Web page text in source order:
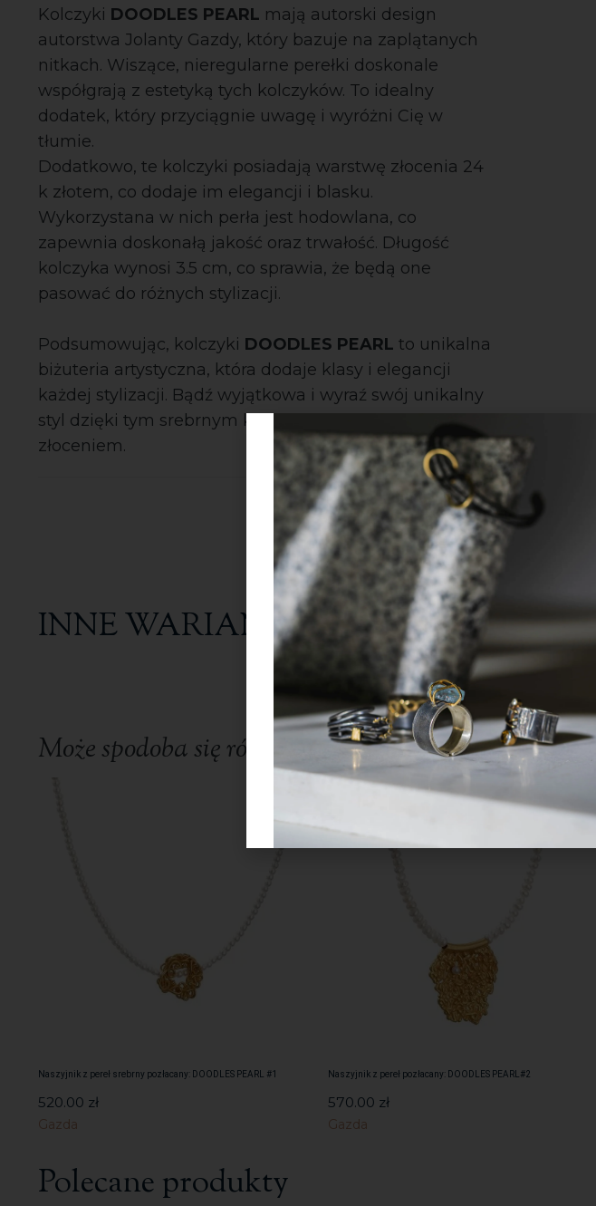
Kolczyki DOODLES PEARL mają autorski design
autorstwa Jolanty Gazdy, który bazuje na zaplątanych
nitkach. Wiszące, nieregularne perełki doskonale
współgrają z estetyką tych kolczyków. To idealny
dodatek, który przyciągnie uwagę i wyróżni Cię w
tłumie.
Dodatkowo, te kolczyki posiadają warstwę złocenia 24
k złotem, co dodaje im elegancji i blasku.
Wykorzystana w nich perła jest hodowlana, co
zapewnia doskonałą jakość oraz trwałość. Długość
kolczyka wynosi 3.5 cm, co sprawia, że będą one
pasować do różnych stylizacji.
Podsumowując, kolczyki DOODLES PEARL to unikalna
biżuteria artystyczna, która dodaje klasy i elegancji
każdej stylizacji. Bądź wyjątkowa i wyraź swój unikalny
styl dzięki tym srebrnym kolczykom pokrytym
złoceniem.
INNE WARIANTY
Może spodoba się również…
Naszyjnik z pereł srebrny pozłacany: DOODLES PEARL #1
520.00 zł
Gazda
Naszyjnik z pereł pozłacany: DOODLES PEARL#2
570.00 zł
Gazda
Polecane produkty